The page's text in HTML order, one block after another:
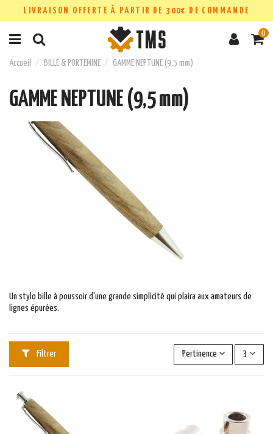
LIVRAISON OFFERTE À PARTIR DE 300€ DE COMMANDE
0
Accueil BILLE & PORTEMINE GAMME NEPTUNE (9,5 mm)
GAMME NEPTUNE (9,5 mm)
Un stylo bille à poussoir d'une grande simplicité qui plaira aux amateurs de
lignes épurées.
Filtrer Pertinence 3